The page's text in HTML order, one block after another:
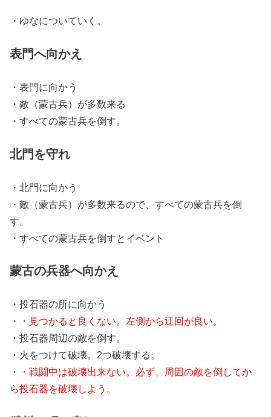
・ゆなについていく。
表門へ向かえ
・表門に向かう
・敵（蒙古兵）が多数来る
・すべての蒙古兵を倒す。
北門を守れ
・北門に向かう
・敵（蒙古兵）が多数来るので、すべての蒙古兵を倒
す。
・すべての蒙古兵を倒すとイベント
蒙古の兵器へ向かえ
・投石器の所に向かう
・・ 見つかると良くない。左側から迂回が良い。
・投石器周辺の敵を倒す。
・火をつけて破壊。2つ破壊する。
・・戦闘中は破壊出来ない。必ず、周囲の敵を倒してか
ら投石器を破壊しよう。